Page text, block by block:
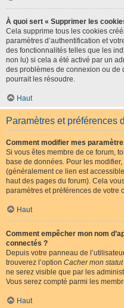
À quoi sert « Supprimer les
Cela supprime tous les cookies
paramètres d’authentification et
des fonctionnalités telles que les
non lu) si cela a été activé par un
des problèmes de connexion ou
pourrait les résoudre.
Haut
Paramètres et préférences
Comment modifier mes
Si vous êtes membre de ce forum,
base de données. Pour les
(généralement ce lien est
haut des pages du forum). Cela
paramètres et préférences de votre
Haut
Comment empêcher mon nom
connectés ?
Depuis votre panneau de
trouverez l’option Cacher mon
ne serez visible que par les
Vous serez compté parmi les
Haut